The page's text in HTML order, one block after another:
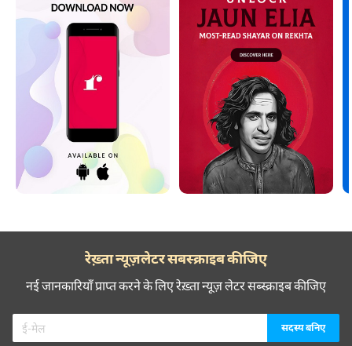
रेख़्ता न्यूज़लेटर सबस्क्राइब कीजिए
नई जानकारियाँ प्राप्त करने के लिए रेख़्ता न्यूज़ लेटर सब्स्क्राइब कीजिए